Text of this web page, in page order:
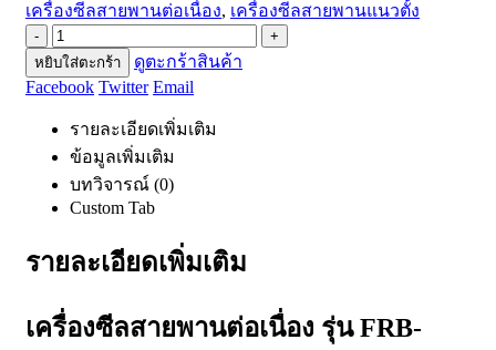
เครื่องซีลสายพานต่อเนื่อง, เครื่องซีลสายพานแนวตั้ง
-
+
หยิบใส่ตะกร้า
ดูตะกร้าสินค้า
Facebook Twitter Email
รายละเอียดเพิ่มเติม
ข้อมูลเพิ่มเติม
บทวิจารณ์ (0)
Custom Tab
รายละเอียดเพิ่มเติม
เครื่องซีลสายพานต่อเนื่อง รุ่น FRB-